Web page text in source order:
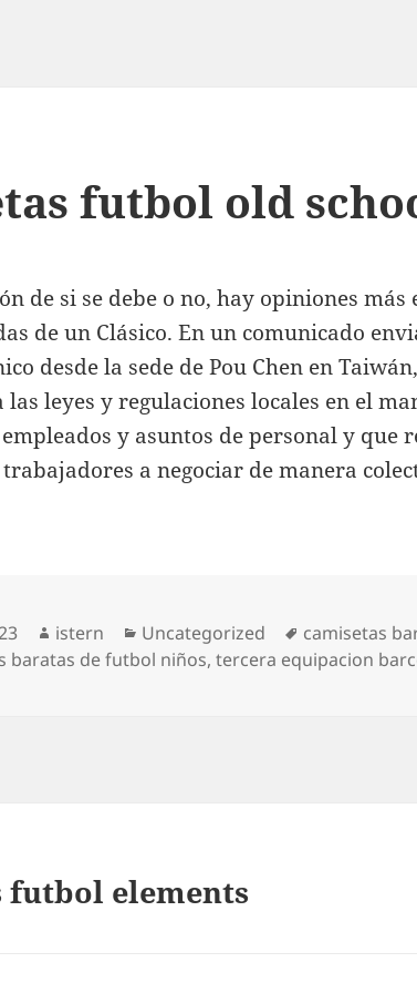
futbol old
de si se debe o no, hay opiniones más
de un Clásico. En un comunicado
desde la sede de Pou Chen en
las leyes y regulaciones locales en el
y asuntos de personal y que
a negociar de manera
Autor
istern Categorías
Uncategorized Etiquetas
camisetas
baratas de futbol niños,tercera equipacion
futbol elements